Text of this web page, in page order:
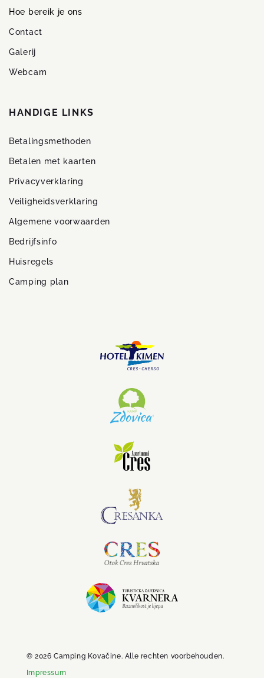
Hoe bereik je ons
Contact
Galerij
Webcam
HANDIGE LINKS
Betalingsmethoden
Betalen met kaarten
Privacyverklaring
Veiligheidsverklaring
Algemene voorwaarden
Bedrijfsinfo
Huisregels
Camping plan
© 2026 Camping Kovačine. Alle rechten voorbehouden.
Impressum